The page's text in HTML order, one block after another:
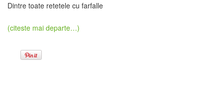
Dintre toate retetele cu farfalle
(citeste mai departe…)